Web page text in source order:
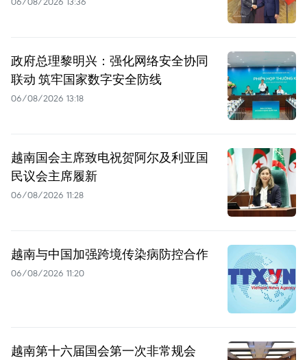
政府总理黎明兴：强化网络安全协同
联动 筑牢国家数字安全防线
06/08/2026 13:18
越南国会主席致电祝贺阿尔及利亚国
民议会主席履新
06/08/2026 11:28
越南与中国加强跨境传染病防控合作
06/08/2026 11:20
越南第十六届国会第一次非常规会